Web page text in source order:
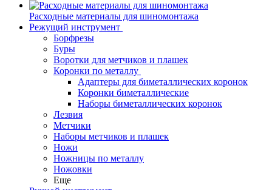
Расходные материалы для шиномонтажа
Режущий инструмент
Борфрезы
Буры
Воротки для метчиков и плашек
Коронки по металлу
Адаптеры для биметаллических коронок
Коронки биметаллические
Наборы биметаллических коронок
Лезвия
Метчики
Наборы метчиков и плашек
Ножи
Ножницы по металлу
Ножовки
Еще